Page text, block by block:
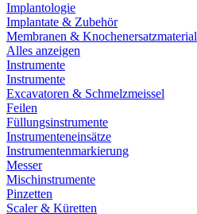
Implantologie
Implantate & Zubehör
Membranen & Knochenersatzmaterial
Alles anzeigen
Instrumente
Instrumente
Excavatoren & Schmelzmeissel
Feilen
Füllungsinstrumente
Instrumenteneinsätze
Instrumentenmarkierung
Messer
Mischinstrumente
Pinzetten
Scaler & Küretten